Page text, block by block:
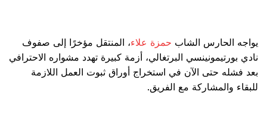
يواجه الحارس الشاب حمزة علاء، المنتقل مؤخرًا إلى صفوف
نادي بورتيمونينسي البرتغالي، أزمة كبيرة تهدد مشواره الاحترافي
بعد فشله حتى الآن في استخراج أوراق ثبوت العمل اللازمة
للبقاء والمشاركة مع الفريق.